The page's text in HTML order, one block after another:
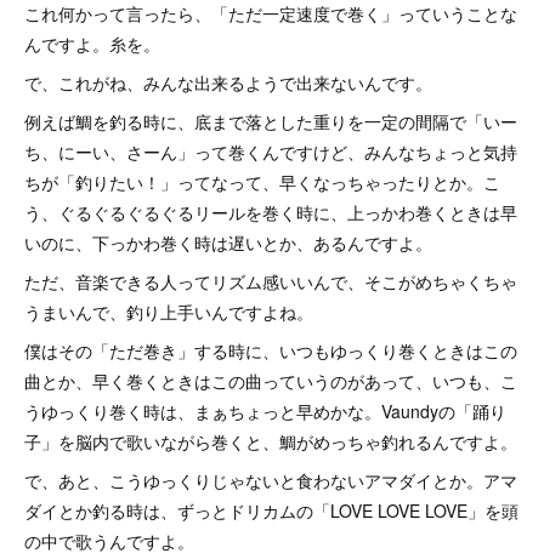
これ何かって言ったら、「ただ一定速度で巻く」っていうことな
んですよ。糸を。
で、これがね、みんな出来るようで出来ないんです。
例えば鯛を釣る時に、底まで落とした重りを一定の間隔で「いー
ち、にーい、さーん」って巻くんですけど、みんなちょっと気持
ちが「釣りたい！」ってなって、早くなっちゃったりとか。こ
う、ぐるぐるぐるぐるリールを巻く時に、上っかわ巻くときは早
いのに、下っかわ巻く時は遅いとか、あるんですよ。
ただ、音楽できる人ってリズム感いいんで、そこがめちゃくちゃ
うまいんで、釣り上手いんですよね。
僕はその「ただ巻き」する時に、いつもゆっくり巻くときはこの
曲とか、早く巻くときはこの曲っていうのがあって、いつも、こ
うゆっくり巻く時は、まぁちょっと早めかな。Vaundyの「踊り
子」を脳内で歌いながら巻くと、鯛がめっちゃ釣れるんですよ。
で、あと、こうゆっくりじゃないと食わないアマダイとか。アマ
ダイとか釣る時は、ずっとドリカムの「LOVE LOVE LOVE」を頭
の中で歌うんですよ。